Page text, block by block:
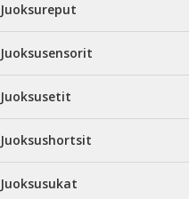
Juoksureput
Juoksusensorit
Juoksusetit
Juoksushortsit
Juoksusukat